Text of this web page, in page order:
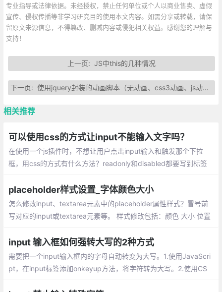
专业指导或法律依据。未经授权，禁止任何单位或个人以商业售卖、虚假
宣传、侵权传播等非学习研究目的使用本文内容。如需分享或转载，请保
留原文来源信息，不得篡改、删减内容或侵犯相关权益。感谢您的理解与
支持！
上一页: JS中this的几种情况
下一页:使用jquery封装的动画脚本（无动画、css3动画、js动画）
相关推荐
可以使用css的方式让input不能输入文字吗？
在使用一个js插件时，不想让用户点击input输入和触发那个下拉
框，用css的方式有什么方法？readonly和disabled都要写到标签
placeholder样式设置_字体颜色大小
怎么修改input、textarea元素中的placeholder属性样式？冒号前
写对应的input或textarea元素等。 样式修改包括：颜色 大小 位置
input 输入框如何强转大写的2种方式
需要把一个input输入框内的字母自动转变为大写。1.使用JavaScri
pt，在input标签添加onkeyup方法，将字符转为大写。2.使用CS